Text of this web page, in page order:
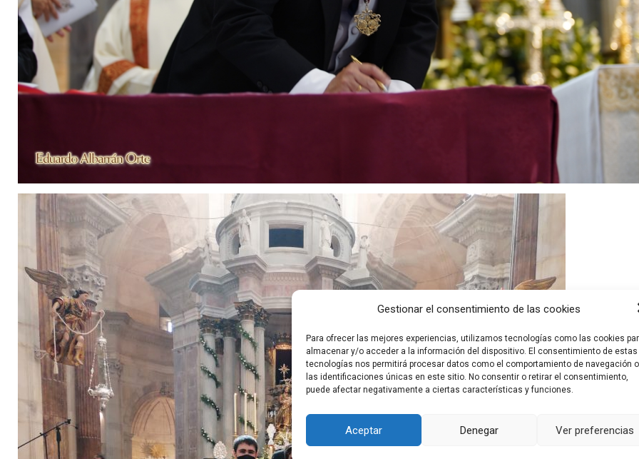
Gestionar el consentimiento de las cookies
Para ofrecer las mejores experiencias, utilizamos tecnologías como las cookies
almacenar y/o acceder a la información del dispositivo. El consentimiento de estas
tecnologías nos permitirá procesar datos como el comportamiento de navegación o
las identificaciones únicas en este sitio. No consentir o retirar el consentimiento,
puede afectar negativamente a ciertas características y funciones.
Aceptar Denegar Ver preferencias